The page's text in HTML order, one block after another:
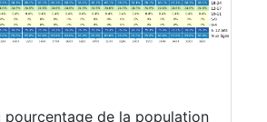
pourcentage de la population